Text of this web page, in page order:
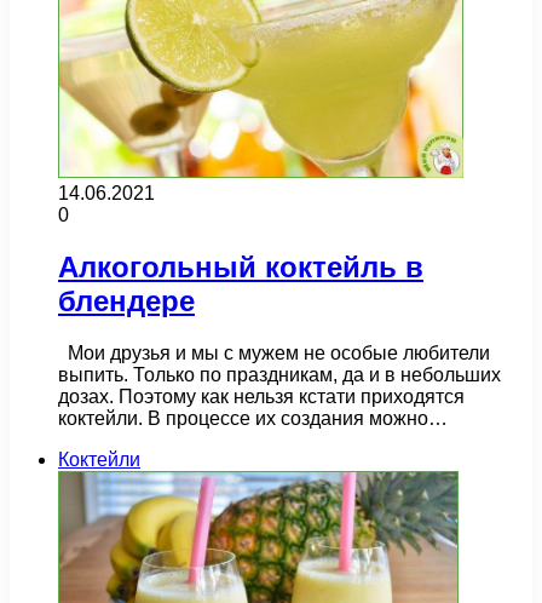
14.06.2021
0
Алкогольный коктейль в
блендере
Мои друзья и мы с мужем не особые любители
выпить. Только по праздникам, да и в небольших
дозах. Поэтому как нельзя кстати приходятся
коктейли. В процессе их создания можно…
Коктейли